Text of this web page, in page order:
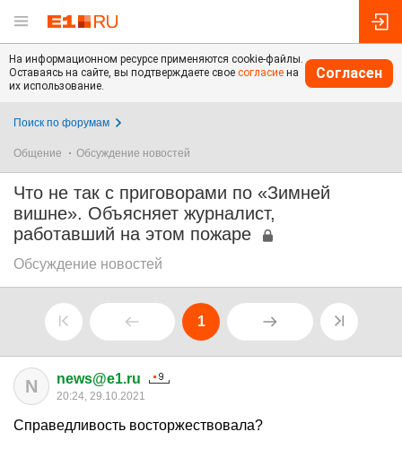
На информационном ресурсе применяются cookie-файлы.
Оставаясь на сайте, вы подтверждаете свое согласие на
их использование.
Согласен
Поиск по форумам
Общение Обсуждение новостей
Что не так с приговорами по «Зимней
вишне». Объясняет журналист,
работавший на этом пожаре
Обсуждение новостей
1
N news@e1.ru
20:24, 29.10.2021
Справедливость восторжествовала?